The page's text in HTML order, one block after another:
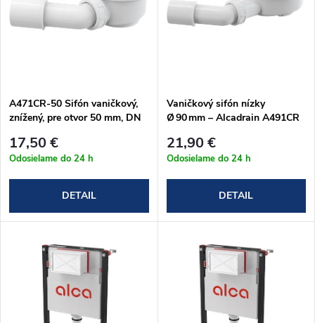
n
p
r
o
d
i
p
r
o
A471CR-50 Sifón vaničkový,
znížený, pre otvor 50 mm, DN
chróm-lesk
17,50 €
Odosielame do 24 h
DETAIL
Vaničkový sifón nízky
Ø 90 mm – Alcadrain A491CR
21,90 €
Odosielame do 24 h
DETAIL